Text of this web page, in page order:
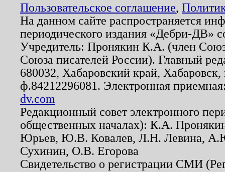
Пользовательское соглашение,
На данном сайте распространяется
периодического издания «Дебри-ДВ»
Учредитель: Пронякин К.А. (член
Союза писателей России). Главный
680032, Хабаровский край,
ф.84212296081. Электронная
dv.com
Редакционный совет электронного
общественных началах): К.А.
Юрьев, Ю.В. Ковалев, Л.Н. Левина,
Сухинин, О.В. Егорова
Свидетельство о регистрации СМИ